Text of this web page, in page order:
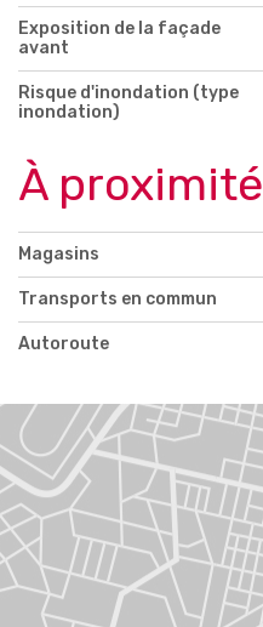
Exposition de la façade
avant
Risque d'inondation (type
inondation)
À proximité
Magasins
Transports en commun
Autoroute